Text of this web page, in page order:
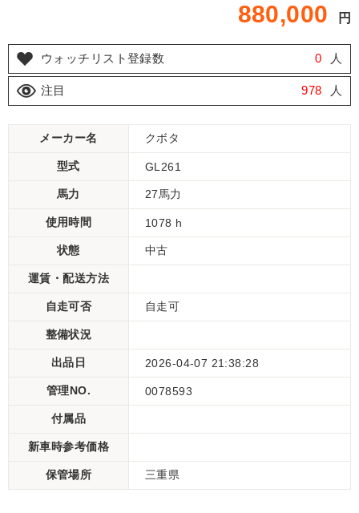
880,000 円
ウォッチリスト登録数 0 人
注目 978 人
メーカー名 クボタ
型式 GL261
馬力 27馬力
使用時間 1078 h
状態 中古
運賃・配送方法
自走可否 自走可
整備状況
出品日 2026-04-07 21:38:28
管理NO. 0078593
付属品
新車時参考価格
保管場所 三重県